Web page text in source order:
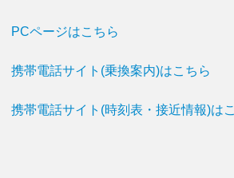
PCページはこちら
携帯電話サイト(乗換案内)はこちら
携帯電話サイト(時刻表・接近情報)は